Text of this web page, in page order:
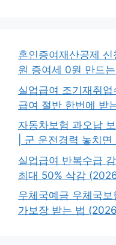
혼인증여재산공제
원 증여세 0원 만드
실업급여 조기재취
급여 절반 한번에 받
자동차보험 과오납
| 군 운전경력 놓치
실업급여 반복수급
최대 50% 삭감
우체국예금 우체국
가보장 받는 법